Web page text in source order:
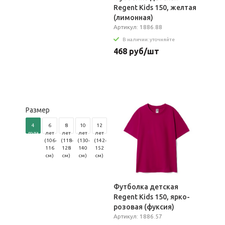
Regent Kids 150, желтая
(лимонная)
Артикул: 1886.88
В наличии: уточняйте
468 руб/шт
Размер
4
года
6
лет
(106-
116
см)
8
лет
(118-
128
см)
10
лет
(130-
140
см)
12
лет
(142-
152
см)
Футболка детская
Regent Kids 150, ярко-
розовая (фуксия)
Артикул: 1886.57